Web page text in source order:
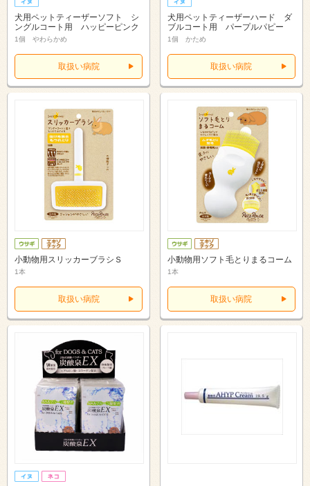
犬用ペットティーザーソフト シ
ングルコート用 ハッピーピンク
1個 やわらかめ
取扱い病院
犬用ペットティーザーハード ダ
ブルコート用 パープルパピー
1個 かため
取扱い病院
小動物用スリッカーブラシＳ
1本
取扱い病院
小動物用ソフト毛とりまるコーム
1本
取扱い病院